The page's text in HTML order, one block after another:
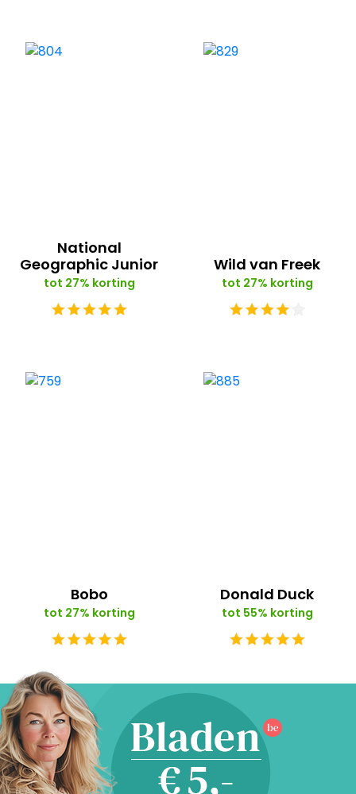
National
Geographic Junior
tot 27% korting
Wild van Freek
tot 27% korting
Bobo
tot 27% korting
Donald Duck
tot 55% korting